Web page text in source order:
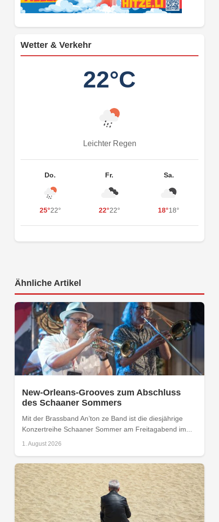
Wetter & Verkehr
22°C
Leichter Regen
Do.
25°22°
Fr.
22°22°
Sa.
18°18°
Ähnliche Artikel
New-Orleans-Grooves zum Abschluss
des Schaaner Sommers
Mit der Brassband An’ton ze Band ist die diesjährige
Konzertreihe Schaaner Sommer am Freitagabend im...
1. August 2026